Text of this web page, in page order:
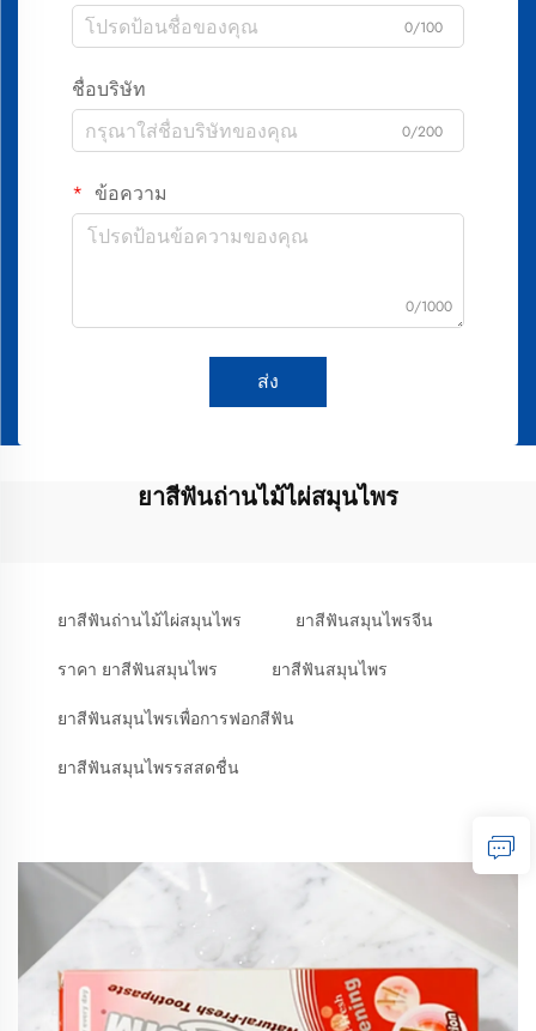
0/100
ชื่อบริษัท
0/200
ข้อความ
0/1000
ส่ง
ยาสีฟันถ่านไม้ไผ่สมุนไพร
ยาสีฟันถ่านไม้ไผ่สมุนไพร ยาสีฟันสมุนไพรจีน
ราคา ยาสีฟันสมุนไพร ยาสีฟันสมุนไพร
ยาสีฟันสมุนไพรเพื่อการฟอกสีฟัน
ยาสีฟันสมุนไพรรสสดชื่น